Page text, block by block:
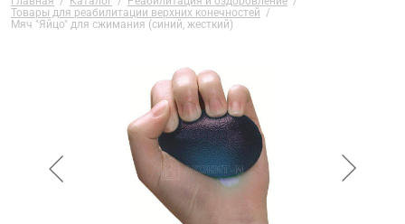
Товары для реабилитации верхних конечностей /
Мяч "Яйцо" для сжимания (синий, жесткий)